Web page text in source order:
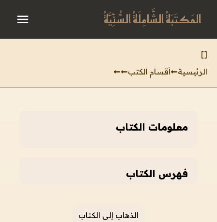
المَكتَبَةُ الشَّامِلَةُ السُّنِّيَّةُ
[
]
الرئيسية
أقسام الكتب
معلومات الكتاب
فهرس الكتاب
الذهاب إلى الكتاب